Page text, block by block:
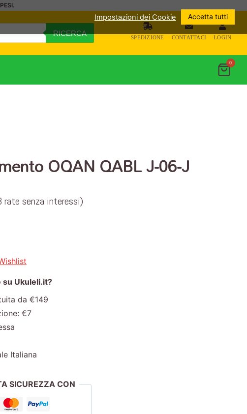
RICERCA SPEDIZIONE CONTATTACI LOGIN
0
OQAN QABL J-06-J
rate senza interessi)
su Ukuleli.it?
da €149
€7
Italiana
SICUREZZA CON
Impostazioni dei Cookie Accetta tutti